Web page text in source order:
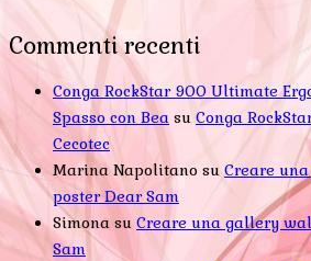
Commenti recenti
Conga RockStar 900 Ultimate
Spasso con Bea su Conga
Cecotec
Marina Napolitano su Creare
poster Dear Sam
Simona su Creare una gallery
Sam